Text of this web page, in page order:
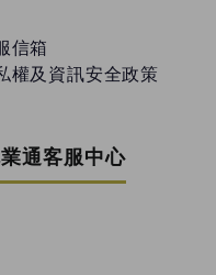
信箱
權及資訊安全政策
通客服中心